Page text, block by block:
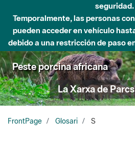
seguridad.
Temporalmente, las personas
pueden acceder en vehículo
debido a una restricción de paso
Peste porcina africana
La Xarxa de
FrontPage Glosari S